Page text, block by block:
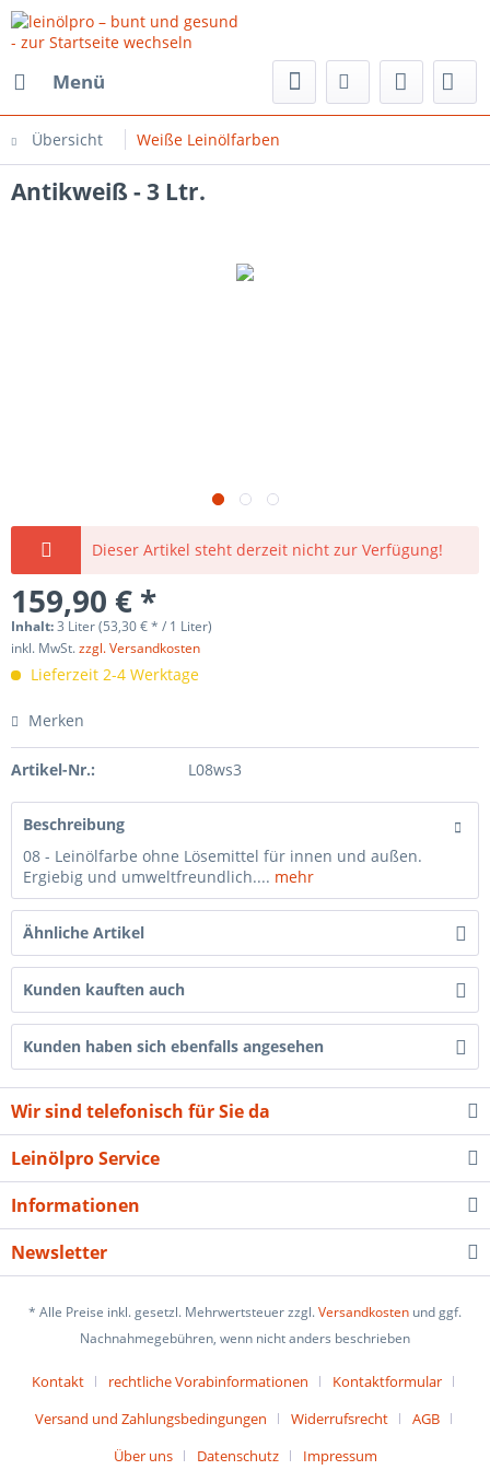
Menü
Übersicht Weiße Leinölfarben
Antikweiß - 3 Ltr.
Dieser Artikel steht derzeit nicht zur Verfügung!
159,90 € *
Inhalt:3 Liter (53,30 € * / 1 Liter)
inkl. MwSt.zzgl. Versandkosten
Lieferzeit 2-4 Werktage
Merken
Artikel-Nr.: L08ws3
Beschreibung
08 - Leinölfarbe ohne Lösemittel für innen und außen.
Ergiebig und umweltfreundlich.... mehr
Ähnliche Artikel
Kunden kauften auch
Kunden haben sich ebenfalls angesehen
Wir sind telefonisch für Sie da
Leinölpro Service
Informationen
Newsletter
* Alle Preise inkl. gesetzl. Mehrwertsteuer zzgl.Versandkosten und ggf.
Nachnahmegebühren, wenn nicht anders beschrieben
Kontakt rechtliche Vorabinformationen
Kontaktformular
Versand und Zahlungsbedingungen
Widerrufsrecht
AGB
Über uns
Datenschutz Impressum